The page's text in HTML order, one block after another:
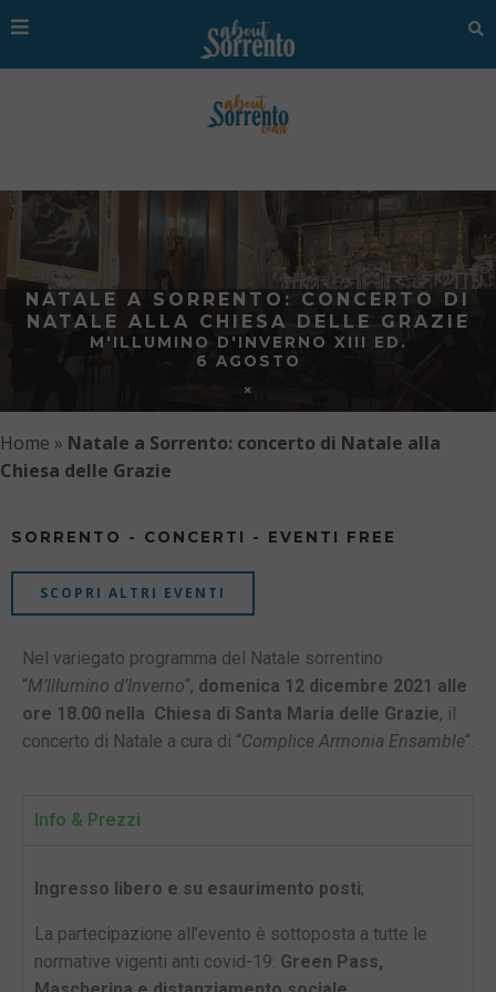
NATALE A SORRENTO: CONCERTO DI
NATALE ALLA CHIESA DELLE GRAZIE
M'ILLUMINO D'INVERNO XIII ED.
6 AGOSTO
Home » Natale a Sorrento: concerto di Natale alla
Chiesa delle Grazie
SORRENTO - CONCERTI - EVENTI FREE
SCOPRI ALTRI EVENTI
Nel variegato programma del Natale sorrentino
“M’Illumino d’Inverno“, domenica 12 dicembre 2021 alle
ore 18.00 nella Chiesa di Santa Maria delle Grazie, il
concerto di Natale a cura di “Complice Armonia Ensamble“.
Info & Prezzi
Ingresso libero e su esaurimento posti;
La partecipazione all’evento è sottoposta a tutte le
normative vigenti anti covid-19: Green Pass,